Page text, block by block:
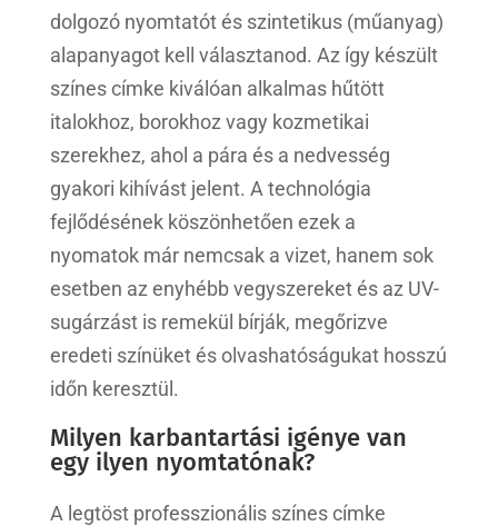
dolgozó nyomtatót és szintetikus (műanyag)
alapanyagot kell választanod. Az így készült
színes címke kiválóan alkalmas hűtött
italokhoz, borokhoz vagy kozmetikai
szerekhez, ahol a pára és a nedvesség
gyakori kihívást jelent. A technológia
fejlődésének köszönhetően ezek a
nyomatok már nemcsak a vizet, hanem sok
esetben az enyhébb vegyszereket és az UV-
sugárzást is remekül bírják, megőrizve
eredeti színüket és olvashatóságukat hosszú
időn keresztül.
Milyen karbantartási igénye van
egy ilyen nyomtatónak?
A legtöst professzionális színes címke